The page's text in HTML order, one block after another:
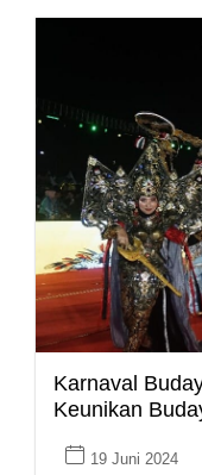
Karnaval
Keunikan
19 Juni 2024